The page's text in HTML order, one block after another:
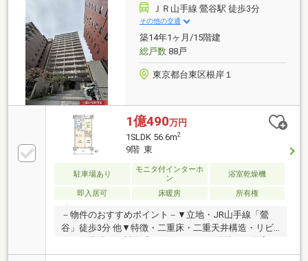
動産仲介業初の住信SBIネット銀行支店。金利と保障
が更に充実したオリジナル提携住宅ローンをお届けし
ます■未来カレンダー東宝ハウス独自開発ライフシミ
ュレーションソフト。ローン完済まで家計収支を視え
る化し将来のリスクや不安を対策します
ＪＲ山手線 鶯谷駅 徒歩3分
その他の交通
築14年1ヶ月/15階建
総戸数88戸
東京都台東区根岸１
1億490万円
1SLDK 56.6m2
9階 東
駐車場あり
モニタ付インターホ
ン
浴室乾燥機
即入居可 床暖房 所有権
－物件のおすすめポイント－▼立地・JR山手線「鶯
谷」徒歩3分 他▼特徴・二重床・二重天井構造・リビ
一体利用可能・回遊性を高めるWTC・約6.0帖サービ